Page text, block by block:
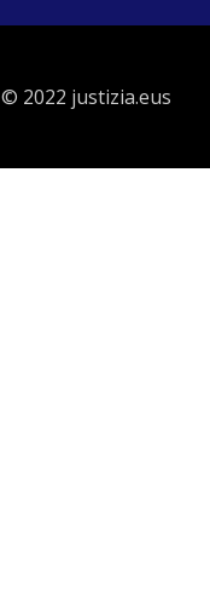
© 2022 justizia.eus